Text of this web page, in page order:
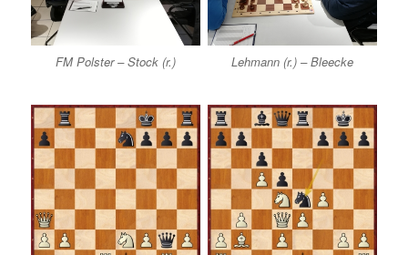
FM Polster – Stock (r.) Lehmann (r.) – Bleecke